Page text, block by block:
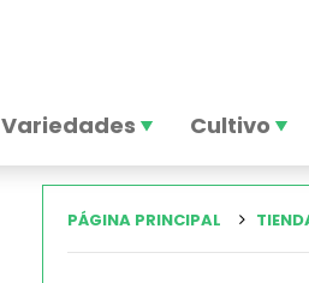
Variedades Cultivo
PÁGINA PRINCIPAL